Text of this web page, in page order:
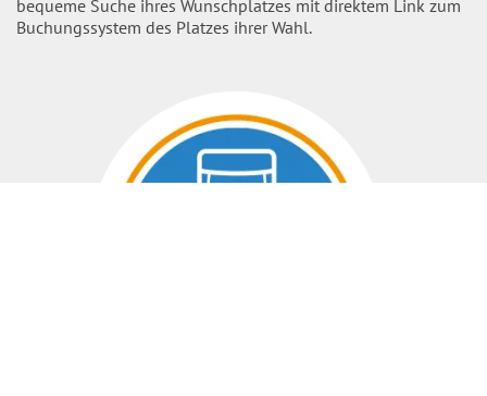
bequeme Suche ihres Wunschplatzes mit direktem Link zum
Buchungssystem des Platzes ihrer Wahl.